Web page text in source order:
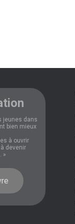
jeunes dans
bien mieux
à ouvrir
devenir
»